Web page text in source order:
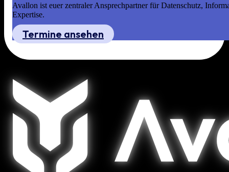
Avallon ist euer zentraler Ansprechpartner für Datenschutz,
Expertise.
Termine ansehen